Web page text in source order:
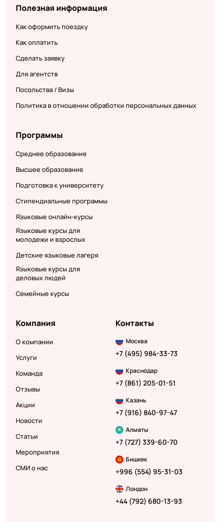
Полезная информация
Как оформить поездку
Как оплатить
Сделать заявку
Для агентств
Посольства / Визы
Политика в отношении обработки персональных данных
Программы
Среднее образование
Высшее образование
Подготовка к университету
Стипендиальные программы
Языковые онлайн-курсы
Языковые курсы для
молодежи и взрослых
Детские языковые лагеря
Языковые курсы для
деловых людей
Семейные курсы
Компания
О компании
Услуги
Команда
Отзывы
Акции
Новости
Статьи
Мероприятия
СМИ о нас
Контакты
Москва
+7 (495) 984-33-73
Краснодар
+7 (861) 205-01-51
Казань
+7 (916) 840-97-47
Алматы
+7 (727) 339-60-70
Бишкек
+996 (554) 95-31-03
Лондон
+44 (792) 680-13-93